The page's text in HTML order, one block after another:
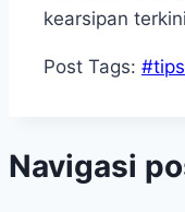
kearsipan
Post Tags: #tips
Navigasi